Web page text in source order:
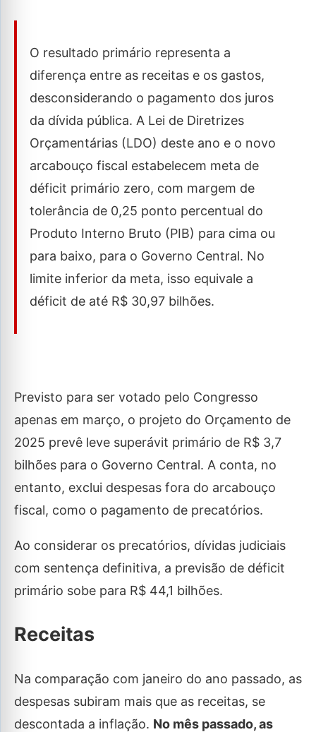
O resultado primário representa a
diferença entre as receitas e os gastos,
desconsiderando o pagamento dos juros
da dívida pública. A Lei de Diretrizes
Orçamentárias (LDO) deste ano e o novo
arcabouço fiscal estabelecem meta de
déficit primário zero, com margem de
tolerância de 0,25 ponto percentual do
Produto Interno Bruto (PIB) para cima ou
para baixo, para o Governo Central. No
limite inferior da meta, isso equivale a
déficit de até R$ 30,97 bilhões.
Previsto para ser votado pelo Congresso
apenas em março, o projeto do Orçamento de
2025 prevê leve superávit primário de R$ 3,7
bilhões para o Governo Central. A conta, no
entanto, exclui despesas fora do arcabouço
fiscal, como o pagamento de precatórios.
Ao considerar os precatórios, dívidas judiciais
com sentença definitiva, a previsão de déficit
primário sobe para R$ 44,1 bilhões.
Receitas
Na comparação com janeiro do ano passado, as
despesas subiram mais que as receitas, se
descontada a inflação. No mês passado, as